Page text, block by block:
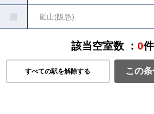
嵐山(阪急)
該当空室数 ： 0件
すべての駅を解除する この